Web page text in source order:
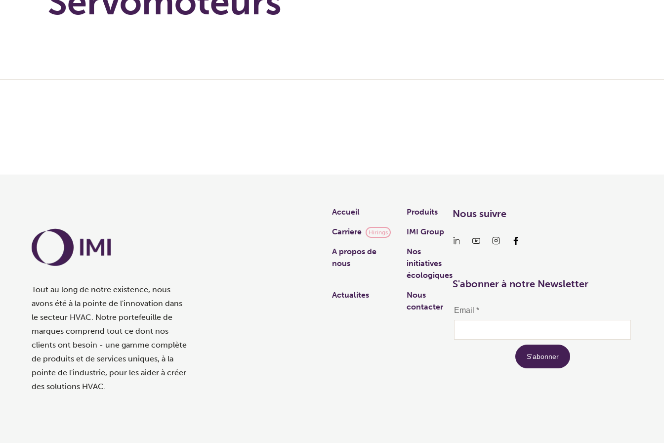
Tout au long de notre existence, nous
avons été à la pointe de l'innovation dans
le secteur HVAC. Notre portefeuille de
marques comprend tout ce dont nos
clients ont besoin - une gamme complète
de produits et de services uniques, à la
pointe de l'industrie, pour les aider à créer
des solutions HVAC.
Links
Accueil Produits
Carriere Hirings IMI Group
A propos de
nous
Nos
initiatives
écologiques
Actualites
Nous
contacter
Nous suivre
S'abonner à notre Newsletter